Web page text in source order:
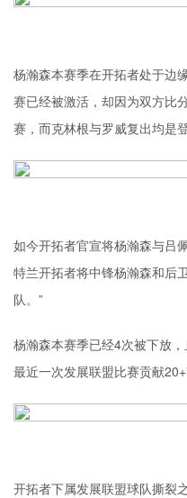
杨瀚森本赛季在开拓者处于边
赛已经被激活，却因为双方比
赛，而克林根与罗威复出均是登
如今开拓者官宣将杨瀚森与吕
特兰开拓者将中锋杨瀚森和后
队。”
杨瀚森本赛季已经4次被下放
最近一次发展联盟比赛贡献
开拓者下属发展联盟球队撕裂